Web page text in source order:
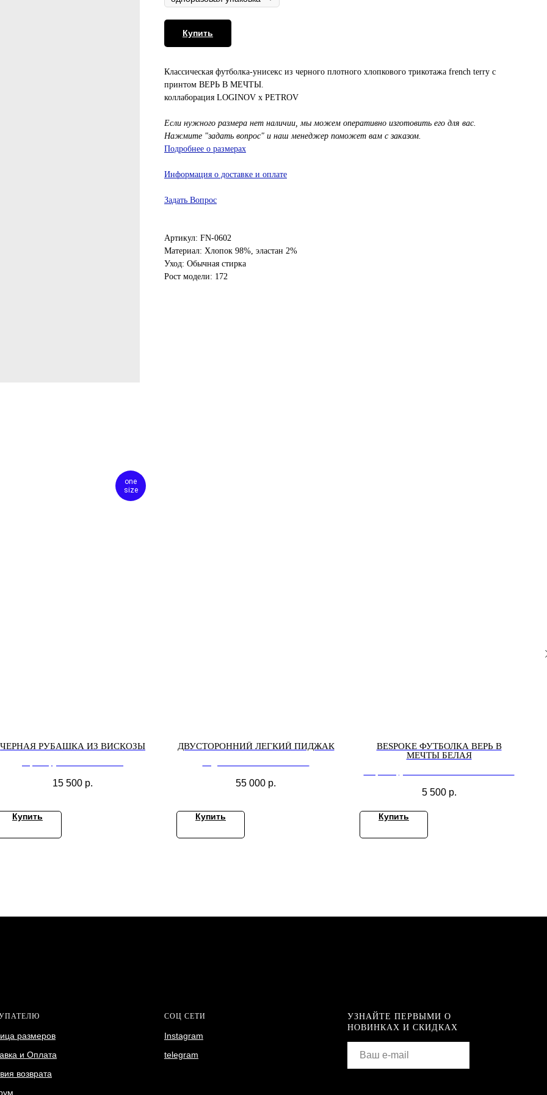
Купить
Классическая футболка-унисекс из черного плотного хлопкового трикотажа french terry с
принтом ВЕРЬ В МЕЧТЫ.
коллаборация LOGINOV x PETROV
Если нужного размера нет наличии, мы можем оперативно изготовить его для вас.
Нажмите "задать вопрос" и наш менеджер поможет вам с заказом.
Подробнее о размерах
Информация о доставке и оплате
Задать Вопрос
Артикул: FN-0602
Материал: Хлопок 98%, эластан 2%
Уход: Обычная стирка
Рост модели: 172
one
size
ЧЕРНАЯ РУБАШКА ИЗ ВИСКОЗЫ
15 500 р.
Купить
ДВУСТОРОННИЙ ЛЕГКИЙ ПИДЖАК
55 000 р.
Купить
BESPOKE ФУТБОЛКА ВЕРЬ В
МЕЧТЫ БЕЛАЯ
5 500 р.
Купить
размеров
и Оплата
возврата
СОЦ СЕТИ
Instagram
telegram
УЗНАЙТЕ ПЕРВЫМИ О
НОВИНКАХ И СКИДКАХ